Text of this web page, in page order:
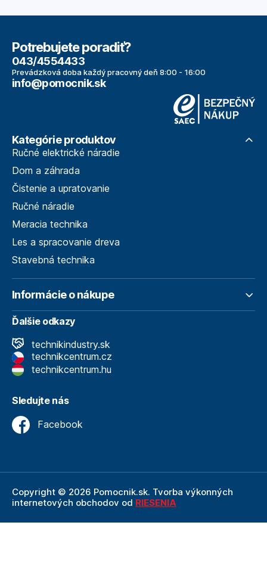
Potrebujete poradiť?
043/4554433
Prevádzková doba každý pracovný deň 8:00 - 16:00
info@pomocnik.sk
Kategórie produktov
Ručné elektrické náradie
Dom a záhrada
Čistenie a upratovanie
Ručné náradie
Meracia technika
Les a spracovanie dreva
Stavebná technika
Informácie o nákupe
Ďalšie odkazy
technikindustry.sk
technikcentrum.cz
technikcentrum.hu
Sledujte nás
Facebook
Copyright © 2026 Pomocnik.sk. Tvorba výkonných
internetových obchodov od RIESENIA